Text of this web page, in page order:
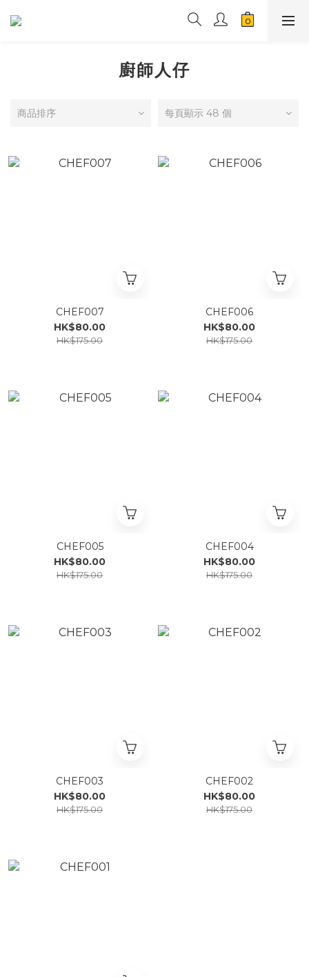
廚師人仔
商品排序 每頁顯示 48 個
CHEF007
HK$80.00
HK$175.00
CHEF006
HK$80.00
HK$175.00
CHEF005
HK$80.00
HK$175.00
CHEF004
HK$80.00
HK$175.00
CHEF003
HK$80.00
HK$175.00
CHEF002
HK$80.00
HK$175.00